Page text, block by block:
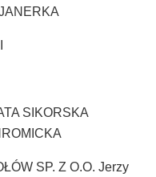
SIKORSKA
SP. Z O.O. Jerzy